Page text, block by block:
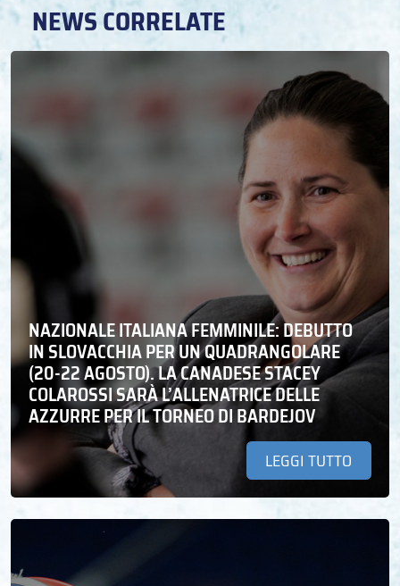
NEWS CORRELATE
NAZIONALE ITALIANA FEMMINILE: DEBUTTO
IN SLOVACCHIA PER UN QUADRANGOLARE
(20-22 AGOSTO). LA CANADESE STACEY
COLAROSSI SARÀ L’ALLENATRICE DELLE
AZZURRE PER IL TORNEO DI BARDEJOV
LEGGI TUTTO